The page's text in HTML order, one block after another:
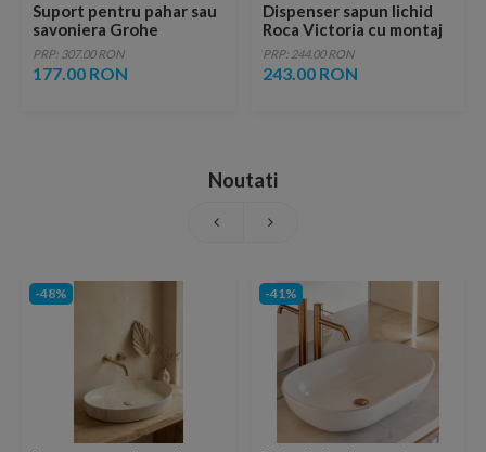
Suport pentru pahar sau
savoniera Grohe
Essentials negru mat
PRP: 307.00 RON
177.00 RON
Dispenser sapun lichid
Roca Victoria cu montaj
pe blat
PRP: 244.00 RON
243.00 RON
Noutati
-48% -41%